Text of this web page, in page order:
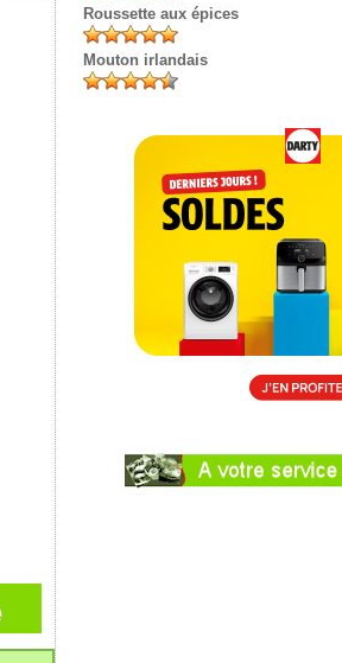
Roussette aux épices
Mouton irlandais